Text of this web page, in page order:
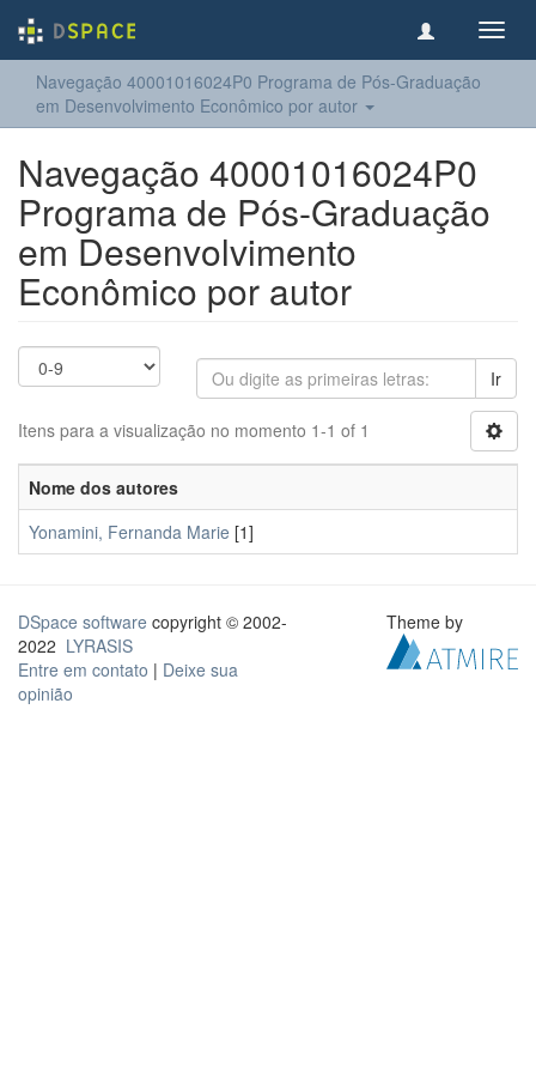
Navegação 40001016024P0 Programa de Pós-Graduação
em Desenvolvimento Econômico por autor
Navegação 40001016024P0
Programa de Pós-Graduação
em Desenvolvimento
Econômico por autor
Ir
Itens para a visualização no momento 1-1 of 1
Nome dos autores
Yonamini, Fernanda Marie [1]
DSpace software copyright © 2002-
2022 LYRASIS
Entre em contato | Deixe sua
opinião
Theme by